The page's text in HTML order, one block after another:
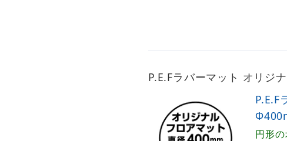
P.E.Fラバーマット オリジ
P.E.F
円形